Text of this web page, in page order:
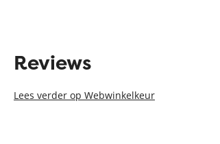
Reviews
Lees verder op Webwinkelkeur